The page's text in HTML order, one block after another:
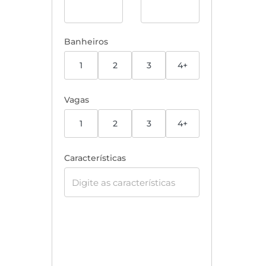
Banheiros
1 2 3 4+
Vagas
1 2 3 4+
Características